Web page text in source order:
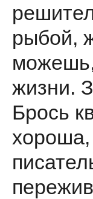
рыбой,
жизни.
Брось